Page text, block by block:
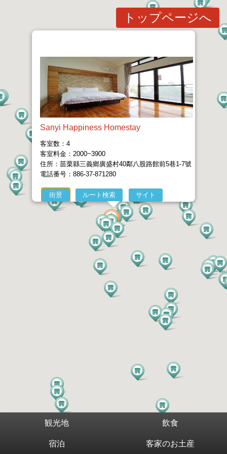
観光地 飲食
宿泊 客家のお土産
トップページへ
Sanyi Happiness Homestay
客室数：4
客室料金：2000~3900
住所：苗栗縣三義鄉廣盛村40鄰八股路館前5巷1-7號
電話番号：886-37-871280
街景 ルート検索 サイト